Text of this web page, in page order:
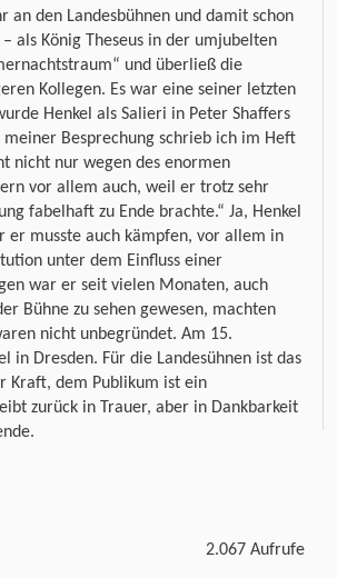
an den Landesbühnen und damit schon
als König Theseus in der umjubelten
und überließ die
Kollegen. Es war eine seiner letzten
Henkel als Salieri in Peter Shaffers
meiner Besprechung schrieb ich im Heft
nicht nur wegen des enormen
vor allem auch, weil er trotz sehr
fabelhaft zu Ende brachte.“ Ja, Henkel
er musste auch kämpfen, vor allem in
unter dem Einfluss einer
war er seit vielen Monaten, auch
Bühne zu sehen gewesen, machten
nicht unbegründet. Am 15.
in Dresden. Für die Landesühnen ist das
Kraft, dem Publikum ist ein
zurück in Trauer, aber in Dankbarkeit
2.067 Aufrufe